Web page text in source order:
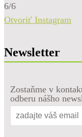
6/6
Otvoriť Instagram
Newsletter
Zostaňme v
odberu nášho